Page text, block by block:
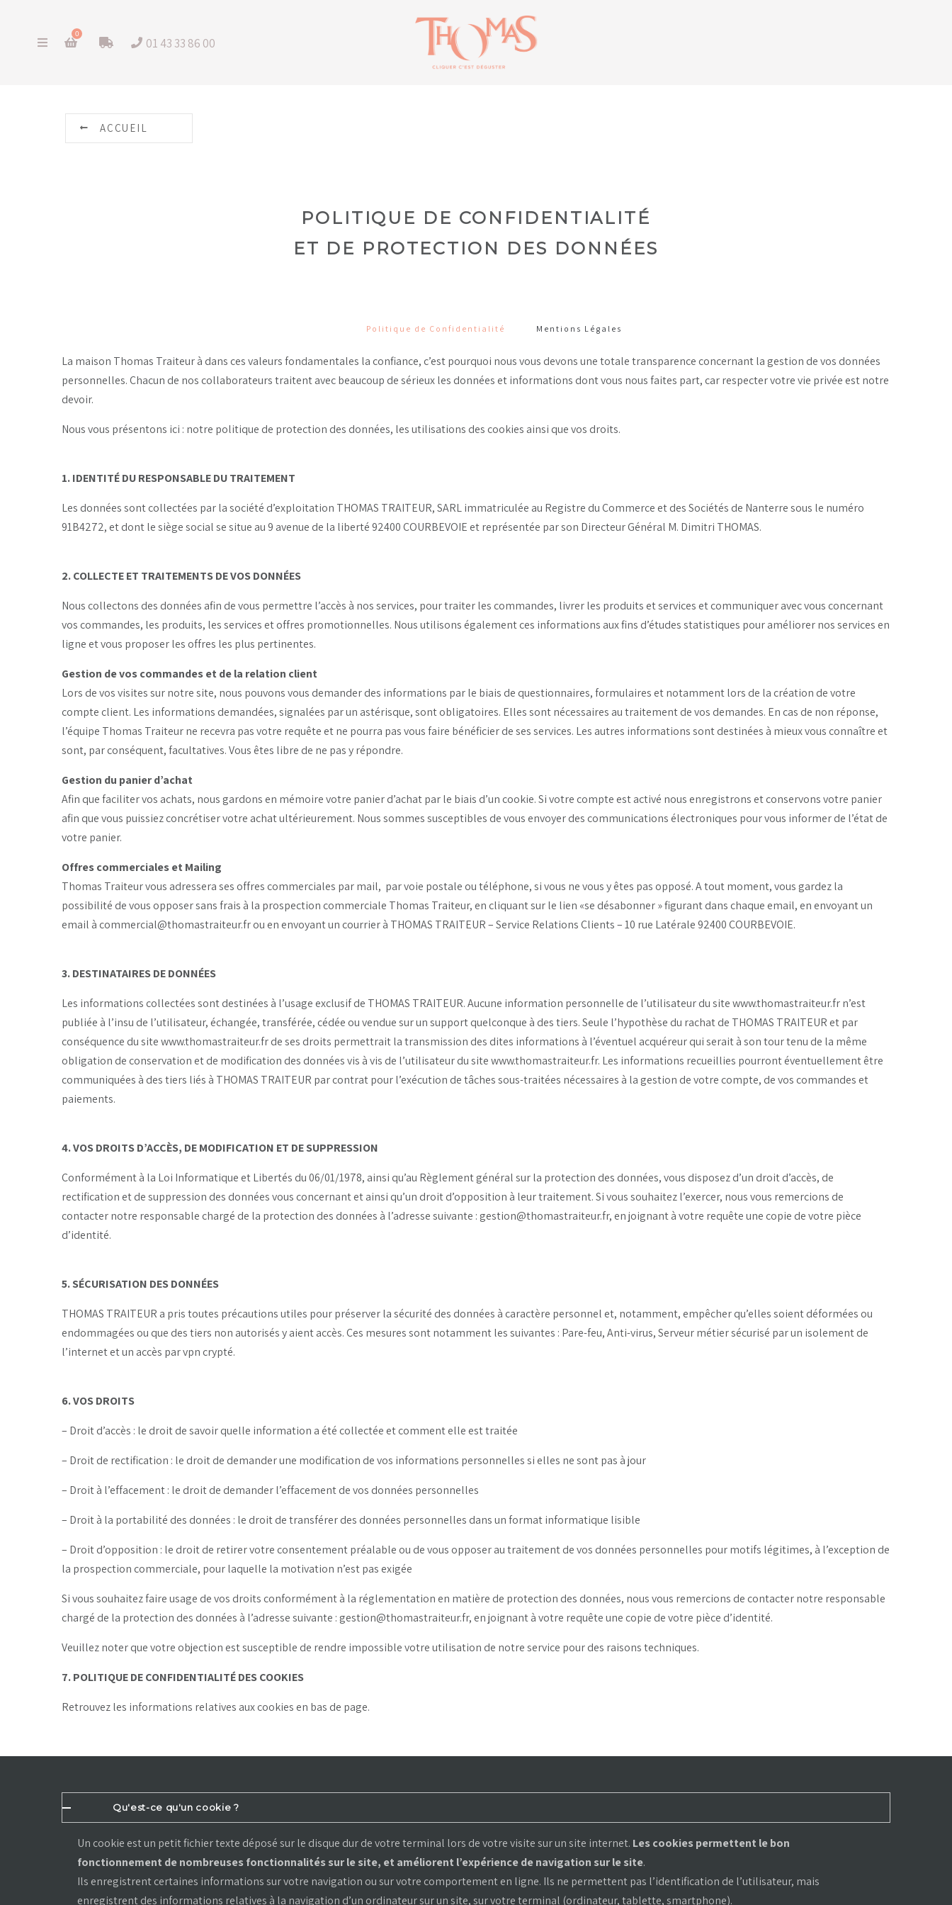
0
01 43 33 86 00
ACCUEIL
POLITIQUE DE CONFIDENTIALITÉ
ET DE PROTECTION DES DONNÉES
Politique de Confidentialité Mentions Légales
La maison Thomas Traiteur à dans ces valeurs fondamentales la confiance, c’est pourquoi nous vous devons une totale transparence concernant la gestion de vos données
personnelles. Chacun de nos collaborateurs traitent avec beaucoup de sérieux les données et informations dont vous nous faites part, car respecter votre vie privée est notre
devoir.
Nous vous présentons ici : notre politique de protection des données, les utilisations des cookies ainsi que vos droits.
1. IDENTITÉ DU RESPONSABLE DU TRAITEMENT
Les données sont collectées par la société d’exploitation THOMAS TRAITEUR, SARL immatriculée au Registre du Commerce et des Sociétés de Nanterre sous le numéro
91B4272, et dont le siège social se situe au 9 avenue de la liberté 92400 COURBEVOIE et représentée par son Directeur Général M. Dimitri THOMAS.
2. COLLECTE ET TRAITEMENTS DE VOS DONNÉES
Nous collectons des données afin de vous permettre l’accès à nos services, pour traiter les commandes, livrer les produits et services et communiquer avec vous concernant
vos commandes, les produits, les services et offres promotionnelles. Nous utilisons également ces informations aux fins d’études statistiques pour améliorer nos services en
ligne et vous proposer les offres les plus pertinentes.
Gestion de vos commandes et de la relation client
Lors de vos visites sur notre site, nous pouvons vous demander des informations par le biais de questionnaires, formulaires et notamment lors de la création de votre
compte client. Les informations demandées, signalées par un astérisque, sont obligatoires. Elles sont nécessaires au traitement de vos demandes. En cas de non réponse,
l’équipe Thomas Traiteur ne recevra pas votre requête et ne pourra pas vous faire bénéficier de ses services. Les autres informations sont destinées à mieux vous connaître et
sont, par conséquent, facultatives. Vous êtes libre de ne pas y répondre.
Gestion du panier d’achat
Afin que faciliter vos achats, nous gardons en mémoire votre panier d’achat par le biais d’un cookie. Si votre compte est activé nous enregistrons et conservons votre panier
afin que vous puissiez concrétiser votre achat ultérieurement. Nous sommes susceptibles de vous envoyer des communications électroniques pour vous informer de l’état de
votre panier.
Offres commerciales et Mailing
Thomas Traiteur vous adressera ses offres commerciales par mail, par voie postale ou téléphone, si vous ne vous y êtes pas opposé. A tout moment, vous gardez la
possibilité de vous opposer sans frais à la prospection commerciale Thomas Traiteur, en cliquant sur le lien «se désabonner » figurant dans chaque email, en envoyant un
email à commercial@thomastraiteur.fr ou en envoyant un courrier à THOMAS TRAITEUR – Service Relations Clients – 10 rue Latérale 92400 COURBEVOIE.
3. DESTINATAIRES DE DONNÉES
Les informations collectées sont destinées à l’usage exclusif de THOMAS TRAITEUR. Aucune information personnelle de l’utilisateur du site www.thomastraiteur.fr n’est
publiée à l’insu de l’utilisateur, échangée, transférée, cédée ou vendue sur un support quelconque à des tiers. Seule l’hypothèse du rachat de THOMAS TRAITEUR et par
conséquence du site www.thomastraiteur.fr de ses droits permettrait la transmission des dites informations à l’éventuel acquéreur qui serait à son tour tenu de la même
obligation de conservation et de modification des données vis à vis de l’utilisateur du site www.thomastraiteur.fr. Les informations recueillies pourront éventuellement être
communiquées à des tiers liés à THOMAS TRAITEUR par contrat pour l’exécution de tâches sous-traitées nécessaires à la gestion de votre compte, de vos commandes et
paiements.
4. VOS DROITS D’ACCÈS, DE MODIFICATION ET DE SUPPRESSION
Conformément à la Loi Informatique et Libertés du 06/01/1978, ainsi qu’au Règlement général sur la protection des données, vous disposez d’un droit d’accès, de
rectification et de suppression des données vous concernant et ainsi qu’un droit d’opposition à leur traitement. Si vous souhaitez l’exercer, nous vous remercions de
contacter notre responsable chargé de la protection des données à l’adresse suivante : gestion@thomastraiteur.fr, en joignant à votre requête une copie de votre pièce
d’identité.
5. SÉCURISATION DES DONNÉES
THOMAS TRAITEUR a pris toutes précautions utiles pour préserver la sécurité des données à caractère personnel et, notamment, empêcher qu’elles soient déformées ou
endommagées ou que des tiers non autorisés y aient accès. Ces mesures sont notamment les suivantes : Pare-feu, Anti-virus, Serveur métier sécurisé par un isolement de
l’internet et un accès par vpn crypté.
6. VOS DROITS
– Droit d’accès : le droit de savoir quelle information a été collectée et comment elle est traitée
– Droit de rectification : le droit de demander une modification de vos informations personnelles si elles ne sont pas à jour
– Droit à l’effacement : le droit de demander l’effacement de vos données personnelles
– Droit à la portabilité des données : le droit de transférer des données personnelles dans un format informatique lisible
– Droit d’opposition : le droit de retirer votre consentement préalable ou de vous opposer au traitement de vos données personnelles pour motifs légitimes, à l’exception de
la prospection commerciale, pour laquelle la motivation n’est pas exigée
Si vous souhaitez faire usage de vos droits conformément à la réglementation en matière de protection des données, nous vous remercions de contacter notre responsable
chargé de la protection des données à l’adresse suivante : gestion@thomastraiteur.fr, en joignant à votre requête une copie de votre pièce d’identité.
Veuillez noter que votre objection est susceptible de rendre impossible votre utilisation de notre service pour des raisons techniques.
7. POLITIQUE DE CONFIDENTIALITÉ DES COOKIES
Retrouvez les informations relatives aux cookies en bas de page.
Qu'est-ce qu'un cookie ?
Un cookie est un petit fichier texte déposé sur le disque dur de votre terminal lors de votre visite sur un site internet. Les cookies permettent le bon
fonctionnement de nombreuses fonctionnalités sur le site, et améliorent l’expérience de navigation sur le site.
Ils enregistrent certaines informations sur votre navigation ou sur votre comportement en ligne. Ils ne permettent pas l’identification de l’utilisateur, mais
enregistrent des informations relatives à la navigation d’un ordinateur sur un site, sur votre terminal (ordinateur, tablette, smartphone).